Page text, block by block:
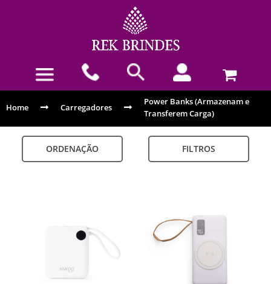
Home Carregadores
Power Banks (Armazenam e
Transferem Carga)
ORDENAÇÃO FILTROS